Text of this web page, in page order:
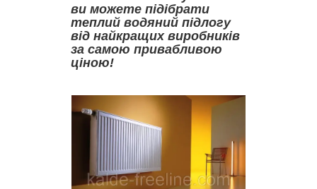
ви можете підібрати
теплий водяний підлогу
від найкращих виробників
за самою привабливою
ціною!